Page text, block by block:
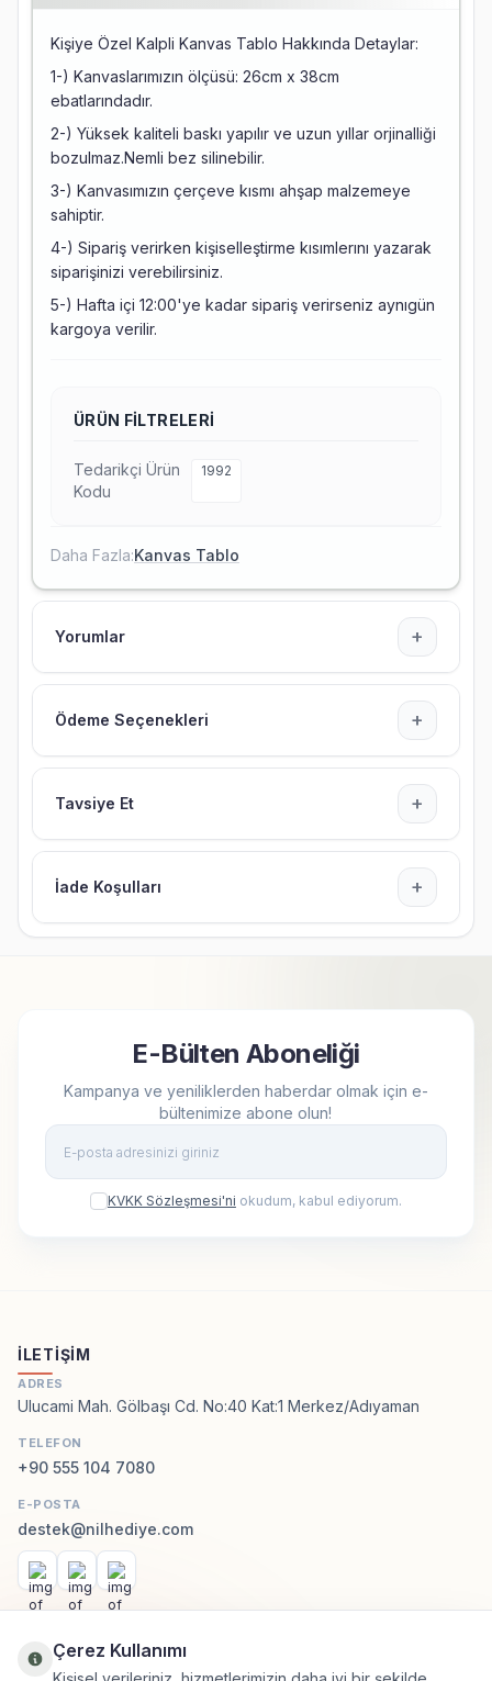
Kişiye Özel Kalpli Kanvas Tablo Hakkında Detaylar:
1-) Kanvaslarımızın ölçüsü: 26cm x 38cm
ebatlarındadır.
2-) Yüksek kaliteli baskı yapılır ve uzun yıllar orjinalliği
bozulmaz.Nemli bez silinebilir.
3-) Kanvasımızın çerçeve kısmı ahşap malzemeye
sahiptir.
4-) Sipariş verirken kişiselleştirme kısımlerını yazarak
siparişinizi verebilirsiniz.
5-) Hafta içi 12:00'ye kadar sipariş verirseniz aynıgün
kargoya verilir.
ÜRÜN FILTRELERI
Tedarikçi Ürün
Kodu
1992
Daha Fazla:Kanvas Tablo
Yorumlar +
Ödeme Seçenekleri +
Tavsiye Et +
İade Koşulları +
E-Bülten Aboneliği
Kampanya ve yeniliklerden haberdar olmak için e-
bültenimize abone olun!
KVKK Sözleşmesi'ni okudum, kabul ediyorum.
İLETIŞIM
ADRES
Ulucami Mah. Gölbaşı Cd. No:40 Kat:1 Merkez/Adıyaman
TELEFON
+90 555 104 7080
E-POSTA
destek@nilhediye.com
Facebook
InstagramWhatsApp
KATEGORILER
Çerez Kullanımı